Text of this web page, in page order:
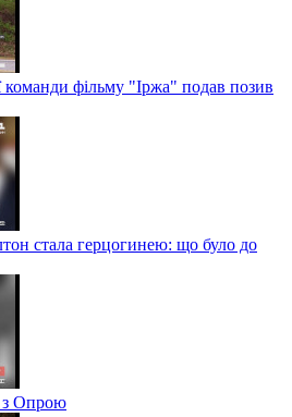
фільму "Іржа" подав позив
стала герцогинею: що було до
з Опрою